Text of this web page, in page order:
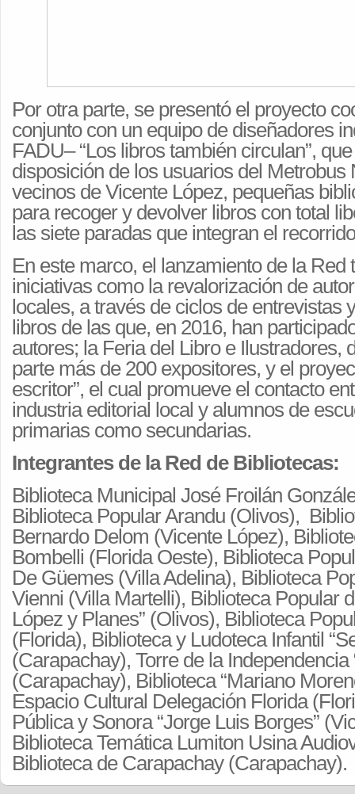
Por otra parte, se presentó el proyecto
conjunto con un equipo de diseñadores
FADU– “Los libros también circulan”,
disposición de los usuarios del Metrobus
vecinos de Vicente López, pequeñas
para recoger y devolver libros con total
las siete paradas que integran el
En este marco, el lanzamiento de la Red
iniciativas como la revalorización de
locales, a través de ciclos de entrevistas
libros de las que, en 2016, han
autores; la Feria del Libro e Ilustradores,
parte más de 200 expositores, y el
escritor”, el cual promueve el contacto
industria editorial local y alumnos de
primarias como secundarias.
Integrantes de la Red de Bibliotecas:
Biblioteca Municipal José Froilán
Biblioteca Popular Arandu (Olivos),
Bernardo Delom (Vicente López),
Bombelli (Florida Oeste), Biblioteca
De Güemes (Villa Adelina), Biblioteca
Vienni (Villa Martelli), Biblioteca Popular
López y Planes” (Olivos), Biblioteca
(Florida), Biblioteca y Ludoteca Infantil
(Carapachay), Torre de la Independencia
(Carapachay), Biblioteca “Mariano
Espacio Cultural Delegación Florida
Pública y Sonora “Jorge Luis Borges”
Biblioteca Temática Lumiton Usina
Biblioteca de Carapachay (Carapachay).